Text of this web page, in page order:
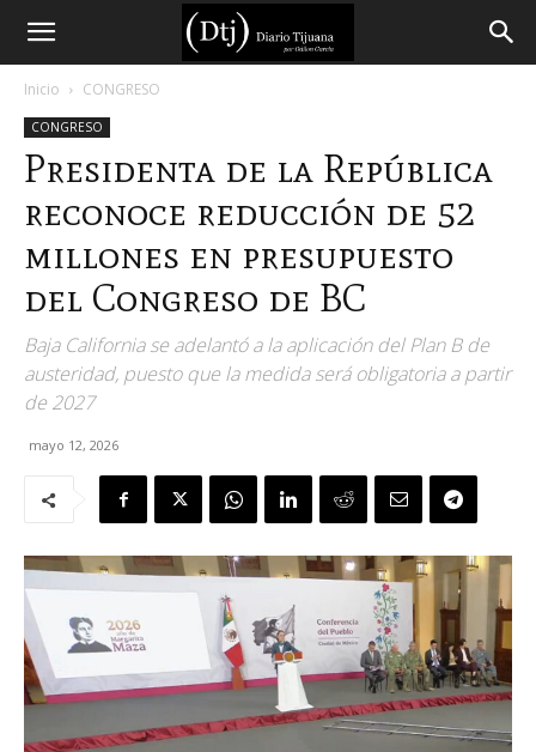
Diario
Tijuana
Inicio CONGRESO
CONGRESO
Presidenta de la República
reconoce reducción de 52
millones en presupuesto
del Congreso de BC
Baja California se adelantó a la aplicación del Plan B de
austeridad, puesto que la medida será obligatoria a partir
de 2027
mayo 12, 2026